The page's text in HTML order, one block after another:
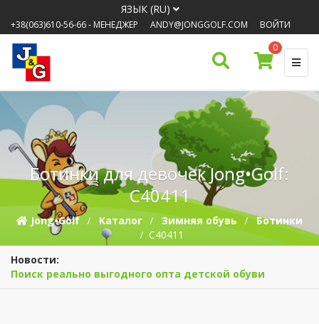
ЯЗЫК (RU)
+38(063)610-56-66- МЕНЕДЖЕР ANDY@JONGGOLF.COM
ВОЙТИ
0
Ботинки для девочек Jong•Golf:
C40411
Jong•Golf Каталог Зимняя обувь
Ботинки
C40411
Новости:
Поиск реально выгодного опта детской обуви